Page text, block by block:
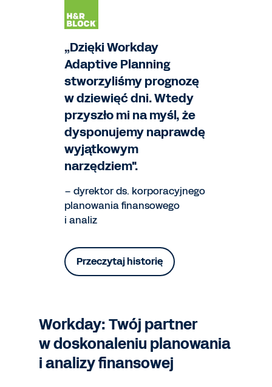
„Dzięki Workday
Adaptive Planning
stworzyliśmy prognozę
w dziewięć dni. Wtedy
przyszło mi na myśl, że
dysponujemy naprawdę
wyjątkowym
narzędziem".
– dyrektor ds. korporacyjnego
planowania finansowego
i analiz
Przeczytaj historię
Workday: Twój partner
w doskonaleniu planowania
i analizy finansowej